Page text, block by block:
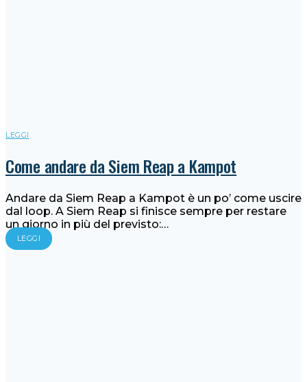
LEGGI
Come andare da Siem Reap a Kampot
Andare da Siem Reap a Kampot è un po’ come uscire
dal loop. A Siem Reap si finisce sempre per restare
un giorno in più del previsto:…
LEGGI